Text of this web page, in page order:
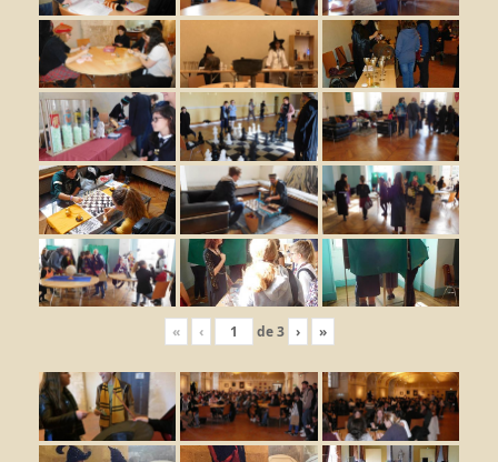
« ‹ de3 › »